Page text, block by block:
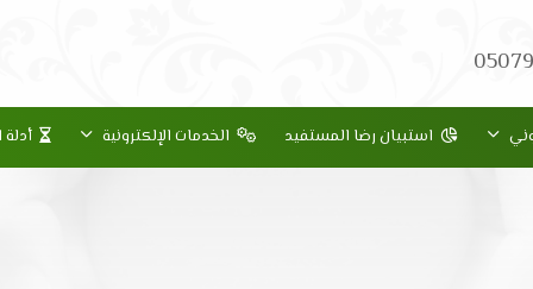
استبيان رضا المستفيد الخدمات الإلكترونية